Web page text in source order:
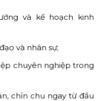
đơn thuần là một buổi
nhiều ý nghĩa chiến